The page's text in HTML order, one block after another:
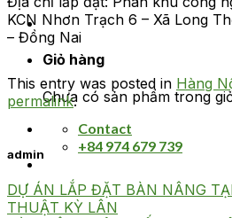
Giỏ hàng
Chưa có sản phẩm trong
Contact
+84 974 679 739
KCN Nhơn Trạch 6 – Xã Long
– Đồng Nai
This entry was posted in Hàng
permalink.
admin
DỰ ÁN LẮP ĐẶT BÀN NÂNG
THUẬT KỲ LÂN